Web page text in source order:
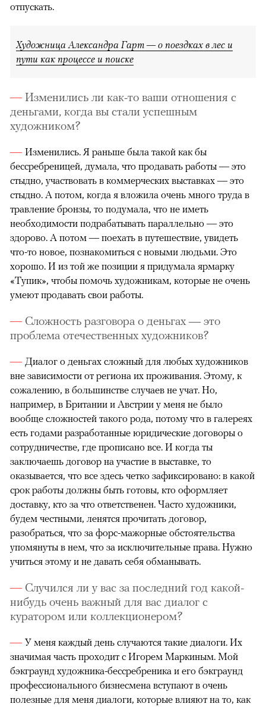
отпускать.
Художница Александра Гарт — о поездках в лес и
пути как процессе и поиске
Изменились ли как-то ваши отношения с
деньгами, когда вы стали успешным
художником?
Изменились. Я раньше была такой как бы
бессребреницей, думала, что продавать работы — это
стыдно, участвовать в коммерческих выставках — это
стыдно. А потом, когда я вложила очень много труда в
травление бронзы, то подумала, что не иметь
необходимости подрабатывать параллельно — это
здорово. А потом — поехать в путешествие, увидеть
что-то новое, познакомиться с новыми людьми. Это
хорошо. И из той же позиции я придумала ярмарку
«Тупик», чтобы помочь художникам, которые не очень
умеют продавать свои работы.
Сложность разговора о деньгах — это
проблема отечественных художников?
Диалог о деньгах сложный для любых художников
вне зависимости от региона их проживания. Этому, к
сожалению, в большинстве случаев не учат. Но,
например, в Британии и Австрии у меня не было
вообще сложностей такого рода, потому что в галереях
есть годами разработанные юридические договоры о
сотрудничестве, где прописано все. И когда ты
заключаешь договор на участие в выставке, то
оказывается, что все здесь четко зафиксировано: в какой
срок работы должны быть готовы, кто оформляет
доставку, кто за что ответственен. Часто художники,
будем честными, ленятся прочитать договор,
разобраться, что за форс-мажорные обстоятельства
упомянуты в нем, что за исключительные права. Нужно
учиться этому и не давать себя обманывать.
Случился ли у вас за последний год какой-
нибудь очень важный для вас диалог с
куратором или коллекционером?
У меня каждый день случаются такие диалоги. Их
значимая часть проходит с Игорем Маркиным. Мой
бэкграунд художника-бессребреника и его бэкграунд
профессионального бизнесмена вступают в очень
полезные для меня диалоги, которые влияют на то, как